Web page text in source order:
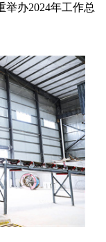
办2024年工作总